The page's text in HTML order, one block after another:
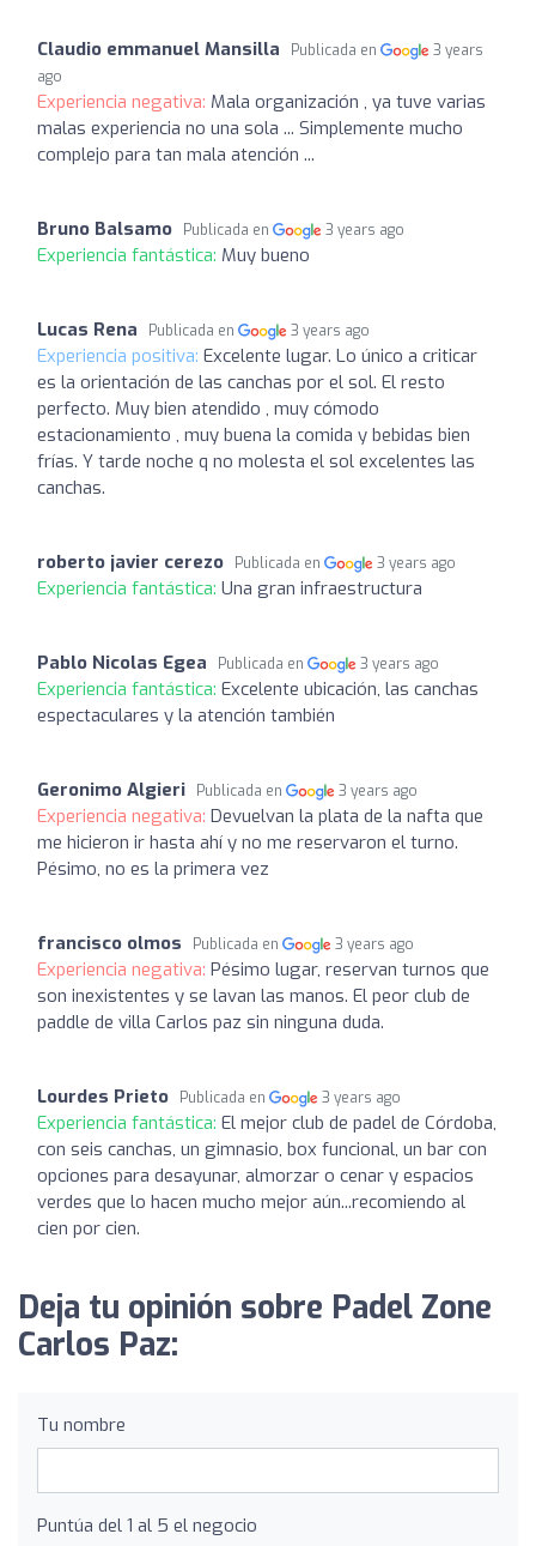
Claudio emmanuel Mansilla Publicada en
3 years
ago
Experiencia negativa: Mala organización , ya tuve varias
malas experiencia no una sola ... Simplemente mucho
complejo para tan mala atención ...
Bruno Balsamo Publicada en 3 years ago
Experiencia fantástica: Muy bueno
Lucas Rena Publicada en 3 years ago
Experiencia positiva: Excelente lugar. Lo único a criticar
es la orientación de las canchas por el sol. El resto
perfecto. Muy bien atendido , muy cómodo
estacionamiento , muy buena la comida y bebidas bien
frías. Y tarde noche q no molesta el sol excelentes las
canchas.
roberto javier cerezo Publicada en 3 years ago
Experiencia fantástica: Una gran infraestructura
Pablo Nicolas Egea Publicada en 3 years ago
Experiencia fantástica: Excelente ubicación, las canchas
espectaculares y la atención también
Geronimo Algieri Publicada en 3 years ago
Experiencia negativa: Devuelvan la plata de la nafta que
me hicieron ir hasta ahí y no me reservaron el turno.
Pésimo, no es la primera vez
francisco olmos Publicada en 3 years ago
Experiencia negativa: Pésimo lugar, reservan turnos que
son inexistentes y se lavan las manos. El peor club de
paddle de villa Carlos paz sin ninguna duda.
Lourdes Prieto Publicada en 3 years ago
Experiencia fantástica: El mejor club de padel de Córdoba,
con seis canchas, un gimnasio, box funcional, un bar con
opciones para desayunar, almorzar o cenar y espacios
verdes que lo hacen mucho mejor aún...recomiendo al
cien por cien.
Deja tu opinión sobre Padel Zone
Carlos Paz:
Tu nombre
Puntúa del 1 al 5 el negocio